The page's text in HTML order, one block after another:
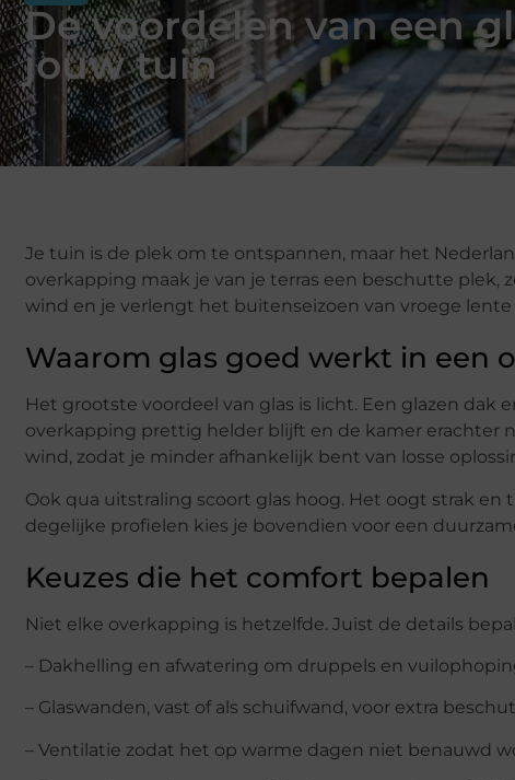
De voordelen van een
jouw tuin
Je tuin is de plek om te ontspannen, maar het
overkapping maak je van je terras een beschutte
wind en je verlengt het buitenseizoen van vroege lente
Waarom glas goed werkt in een
Het grootste voordeel van glas is licht. Een glazen
overkapping prettig helder blijft en de kamer erachter
wind, zodat je minder afhankelijk bent van losse
Ook qua uitstraling scoort glas hoog. Het oogt strak
degelijke profielen kies je bovendien voor een
Keuzes die het comfort bepalen
Niet elke overkapping is hetzelfde. Juist de details
– Dakhelling en afwatering om druppels en
– Glaswanden, vast of als schuifwand, voor extra
– Ventilatie zodat het op warme dagen niet benauwd